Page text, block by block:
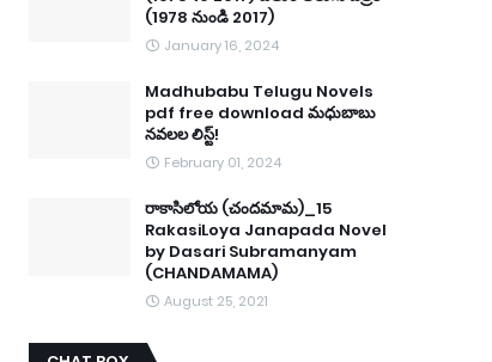
(1978 నుండి 2017)
January 16, 2024
Madhubabu Telugu Novels
pdf free download మధుబాబు
నవలల లిస్ట్!
February 01, 2024
రాకాసిలోయ (చందమామ)_15
RakasiLoya Janapada Novel
by Dasari Subramanyam
(CHANDAMAMA)
August 25, 2021